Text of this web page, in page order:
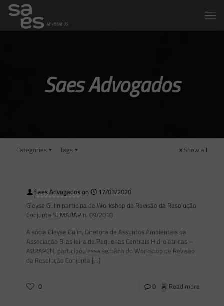
Saes Advogados
Categories Tags Show all
Saes Advogadoson
17/03/2020
Gleyse Gulin participa de Workshop de Revisão da Resolução
Conjunta SEMA/IAP n. 09/2010
A sócia Gleyse Gulin, Diretora de Assuntos Ambientais da
Associação Brasileira de Pequenas Centrais Hidrelétricas –
ABRAPCH, participou essa semana do Workshop de Revisão
da Resolução Conjunta […]
0 0 Read more